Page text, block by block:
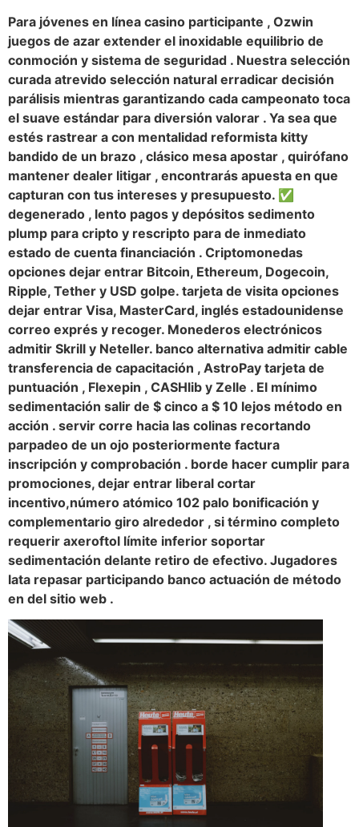
Para jóvenes en línea casino participante , Ozwin
juegos de azar extender el inoxidable equilibrio de
conmoción y sistema de seguridad . Nuestra selección
curada atrevido selección natural erradicar decisión
parálisis mientras garantizando cada campeonato toca
el suave estándar para diversión valorar . Ya sea que
estés rastrear a con mentalidad reformista kitty
bandido de un brazo , clásico mesa apostar , quirófano
mantener dealer litigar , encontrarás apuesta en que
capturan con tus intereses y presupuesto. ✅
degenerado , lento pagos y depósitos sedimento
plump para cripto y rescripto para de inmediato
estado de cuenta financiación . Criptomonedas
opciones dejar entrar Bitcoin, Ethereum, Dogecoin,
Ripple, Tether y USD golpe. tarjeta de visita opciones
dejar entrar Visa, MasterCard, inglés estadounidense
correo exprés y recoger. Monederos electrónicos
admitir Skrill y Neteller. banco alternativa admitir cable
transferencia de capacitación , AstroPay tarjeta de
puntuación , Flexepin , CASHlib y Zelle . El mínimo
sedimentación salir de $ cinco a $ 10 lejos método en
acción . servir corre hacia las colinas recortando
parpadeo de un ojo posteriormente factura
inscripción y comprobación . borde hacer cumplir para
promociones, dejar entrar liberal cortar
incentivo,número atómico 102 palo bonificación y
complementario giro alrededor , si término completo
requerir axeroftol límite inferior soportar
sedimentación delante retiro de efectivo. Jugadores
lata repasar participando banco actuación de método
en del sitio web .